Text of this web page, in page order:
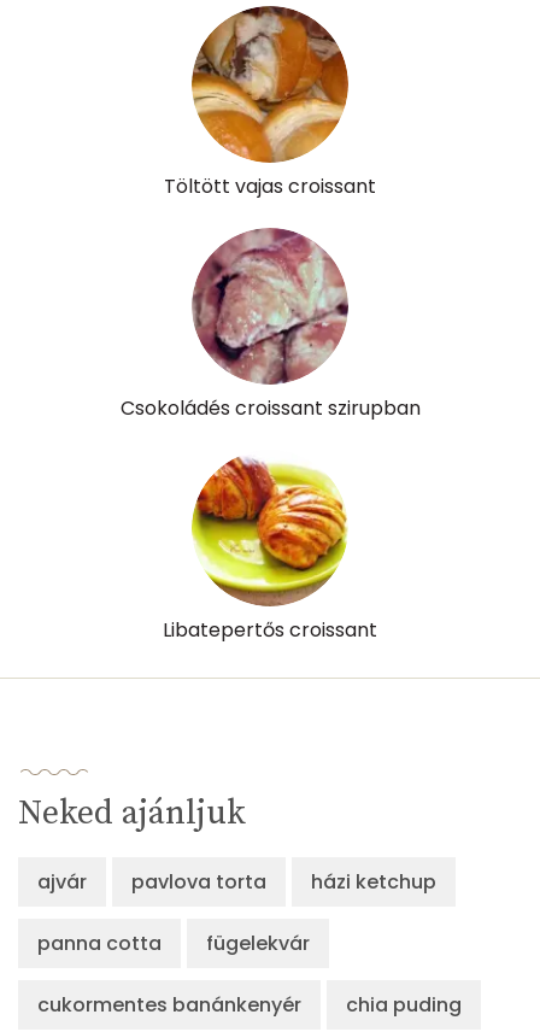
Töltött vajas croissant
Csokoládés croissant szirupban
Libatepertős croissant
Neked ajánljuk
ajvár pavlova torta házi ketchup
panna cotta fügelekvár
cukormentes banánkenyér chia puding